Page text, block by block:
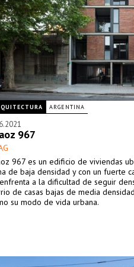
ARGENTINA
967
967 es un edificio de viviendas
de baja densidad y con un fuerte
a la dificultad de seguir
de casas bajas de media
su modo de vida urbana.